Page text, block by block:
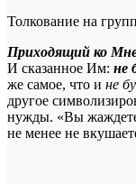
Толкование на
Приходящий ко
И сказанное Им: не
же самое, что и не
другое
нужды. «Вы
не менее не